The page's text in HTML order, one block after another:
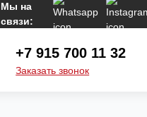
Мы на
связи:
+7 915 700 11 32
Заказать звонок